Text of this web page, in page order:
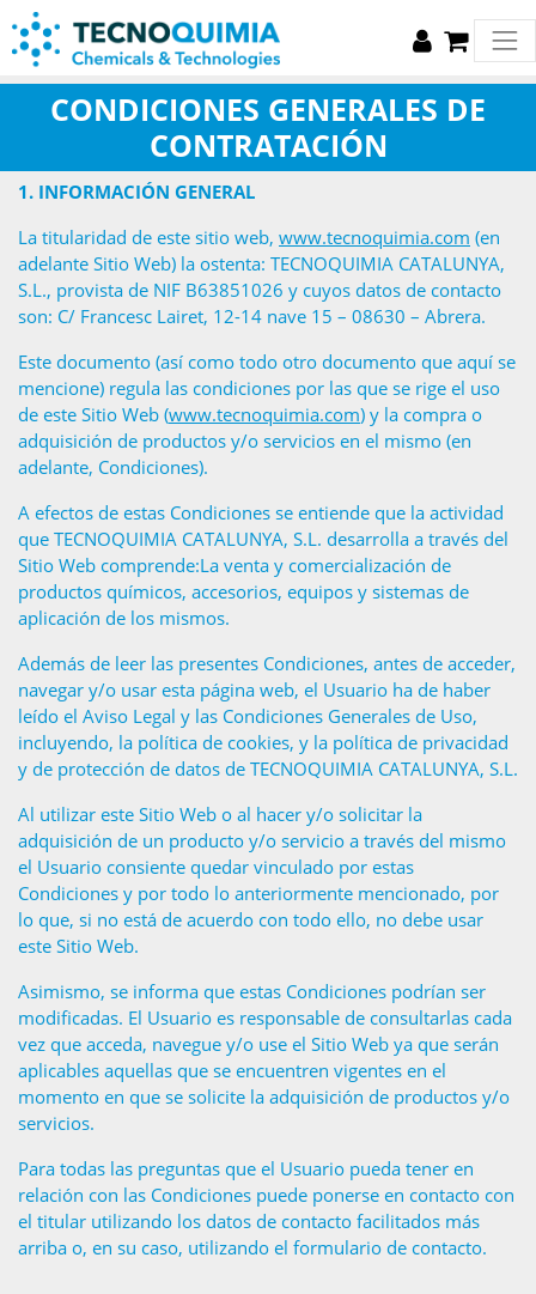
CONDICIONES GENERALES DE
CONTRATACIÓN
1. INFORMACIÓN GENERAL
La titularidad de este sitio web, www.tecnoquimia.com (en
adelante Sitio Web) la ostenta: TECNOQUIMIA CATALUNYA,
S.L., provista de NIF B63851026 y cuyos datos de contacto
son: C/ Francesc Lairet, 12-14 nave 15 – 08630 – Abrera.
Este documento (así como todo otro documento que aquí se
mencione) regula las condiciones por las que se rige el uso
de este Sitio Web (www.tecnoquimia.com) y la compra o
adquisición de productos y/o servicios en el mismo (en
adelante, Condiciones).
A efectos de estas Condiciones se entiende que la actividad
que TECNOQUIMIA CATALUNYA, S.L. desarrolla a través del
Sitio Web comprende:La venta y comercialización de
productos químicos, accesorios, equipos y sistemas de
aplicación de los mismos.
Además de leer las presentes Condiciones, antes de acceder,
navegar y/o usar esta página web, el Usuario ha de haber
leído el Aviso Legal y las Condiciones Generales de Uso,
incluyendo, la política de cookies, y la política de privacidad
y de protección de datos de TECNOQUIMIA CATALUNYA, S.L.
Al utilizar este Sitio Web o al hacer y/o solicitar la
adquisición de un producto y/o servicio a través del mismo
el Usuario consiente quedar vinculado por estas
Condiciones y por todo lo anteriormente mencionado, por
lo que, si no está de acuerdo con todo ello, no debe usar
este Sitio Web.
Asimismo, se informa que estas Condiciones podrían ser
modificadas. El Usuario es responsable de consultarlas cada
vez que acceda, navegue y/o use el Sitio Web ya que serán
aplicables aquellas que se encuentren vigentes en el
momento en que se solicite la adquisición de productos y/o
servicios.
Para todas las preguntas que el Usuario pueda tener en
relación con las Condiciones puede ponerse en contacto con
el titular utilizando los datos de contacto facilitados más
arriba o, en su caso, utilizando el formulario de contacto.